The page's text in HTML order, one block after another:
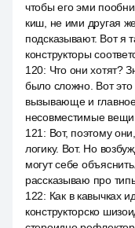
чтобы его эми
киш, не ими другая
подсказывают. Вот я
конструкторы
120: Что они хотят?
было сложно. Вот
вызывающе и
несовместимые вещи.
121 : Вот, поэтому
логику. Вот. Но
могут себе
рассказываю про
122: Как в кавычках
конструкторско